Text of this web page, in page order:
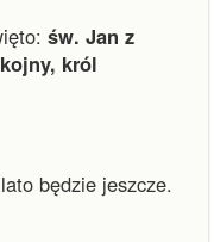
św. Jan z
król
będzie jeszcze.